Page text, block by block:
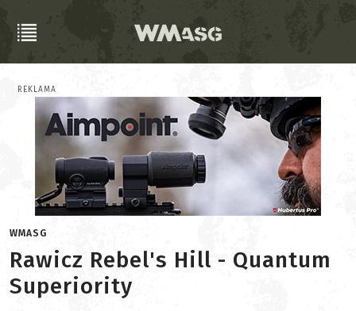
REKLAMA
WMASG
Rawicz Rebel's Hill - Quantum
Superiority